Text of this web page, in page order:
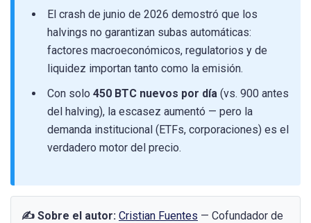
El crash de junio de 2026 demostró que los
halvings no garantizan subas automáticas:
factores macroeconómicos, regulatorios y de
liquidez importan tanto como la emisión.
Con solo 450 BTC nuevos por día (vs. 900 antes
del halving), la escasez aumentó — pero la
demanda institucional (ETFs, corporaciones) es el
verdadero motor del precio.
✍️ Sobre el autor: Cristian Fuentes — Cofundador de